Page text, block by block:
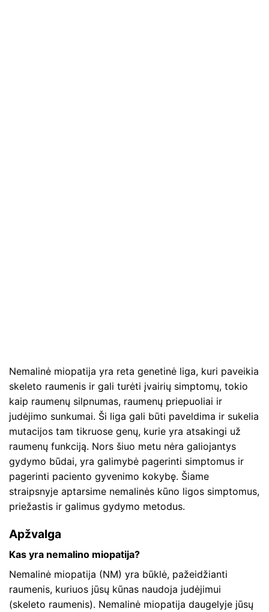
Nemalinė miopatija yra reta genetinė liga, kuri paveikia
skeleto raumenis ir gali turėti įvairių simptomų, tokio
kaip raumenų silpnumas, raumenų priepuoliai ir
judėjimo sunkumai. Ši liga gali būti paveldima ir sukelia
mutacijos tam tikruose genų, kurie yra atsakingi už
raumenų funkciją. Nors šiuo metu nėra galiojantys
gydymo būdai, yra galimybė pagerinti simptomus ir
pagerinti paciento gyvenimo kokybę. Šiame
straipsnyje aptarsime nemalinės kūno ligos simptomus,
priežastis ir galimus gydymo metodus.
Apžvalga
Kas yra nemalino miopatija?
Nemalinė miopatija (NM) yra būklė, pažeidžianti
raumenis, kuriuos jūsų kūnas naudoja judėjimui
(skeleto raumenis). Nemalinė miopatija daugelyje jūsų